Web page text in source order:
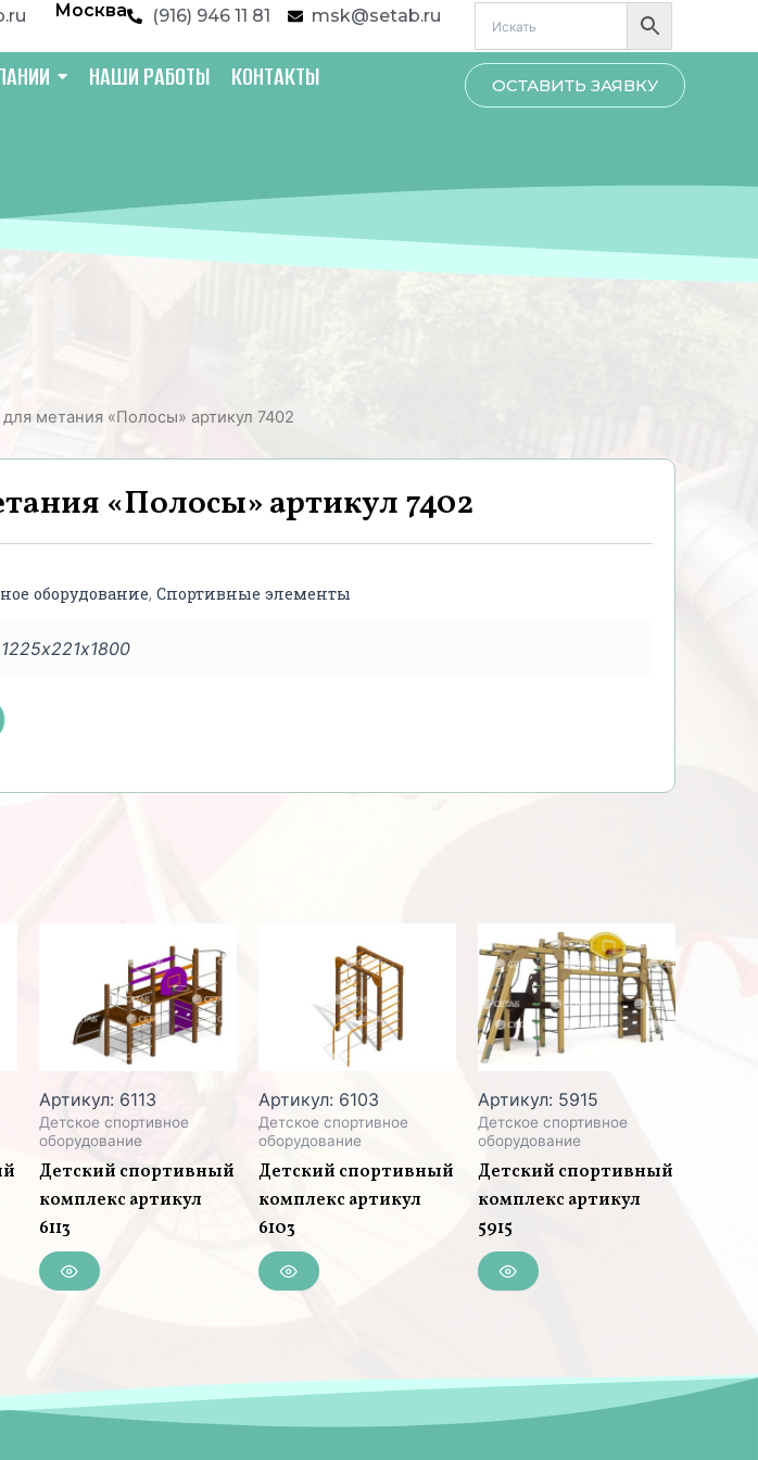
Москва (916) 946 11 81 msk@setab.ru
НАШИ РАБОТЫ КОНТАКТЫ ОСТАВИТЬ ЗАЯВКУ
метания «Полосы» артикул 7402
«Полосы» артикул 7402
оборудование,Спортивные элементы
1225х221х1800
Артикул: 6113
Детское спортивное
оборудование
Детский спортивный
комплекс артикул
6113
Артикул: 6103
Детское спортивное
оборудование
Детский спортивный
комплекс артикул
6103
Артикул: 5915
Детское спортивное
оборудование
Детский спортивный
комплекс артикул
5915